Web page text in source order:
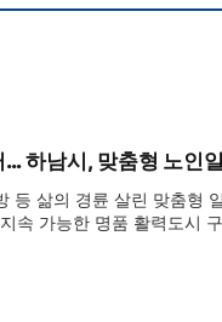
하남시, 맞춤형 노인
등 삶의 경륜 살린 맞춤형
속 가능한 명품 활력도시